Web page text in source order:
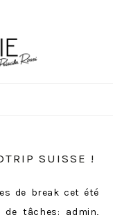
SUISSE !
de break cet été
tâches: admin,